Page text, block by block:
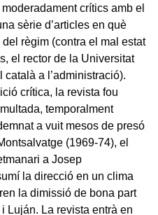
crítics amb el
sèrie d’articles en què
règim (contra el mal estat
el rector de la Universitat
a l’administració).
crítica, la revista fou
temporalment
a vuit mesos de presó
(1969-74), el
a Josep
la direcció en un clima
la dimissió de bona part
Luján. La revista entrà en